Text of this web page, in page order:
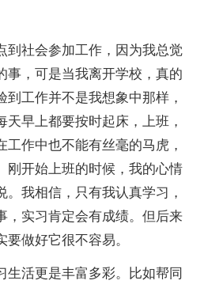
社会参加工作，因为我总觉
事，可是当我离开学校，真的
工作并不是我想象中那样，
早上都要按时起床，上班，
作中也不能有丝毫的马虎，
刚开始上班的时候，我的心情
我相信，只有我认真学习，
，实习肯定会有成绩。但后来
做好它很不容易。
活更是丰富多彩。比如帮同